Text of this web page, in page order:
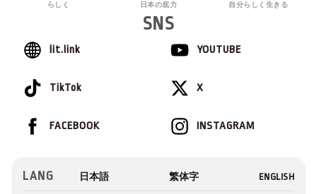
らしく 日本の底力 自分らしく生きる
SNS
lit.link YOUTUBE
TikTok X
INSTAGRAM
FACEBOOK
LANG